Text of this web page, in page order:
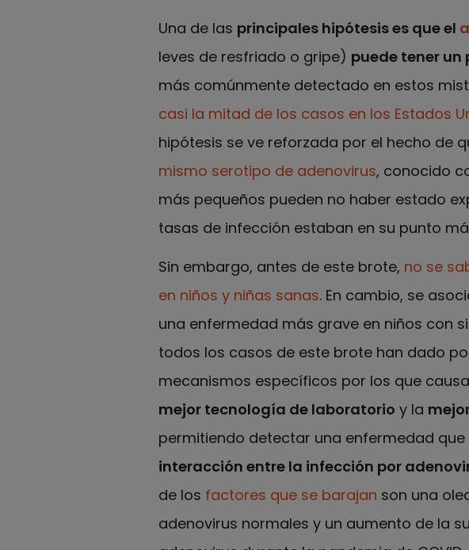
Una de las principales hipótesis es que el
leves de resfriado o gripe) puede tener un
más comúnmente detectado en estos
casi la mitad de los casos en los Estados
hipótesis se ve reforzada por el hecho de
mismo serotipo de adenovirus, conocido
más pequeños pueden no haber estado
tasas de infección estaban en su punto
Sin embargo, antes de este brote, no se
en niños y niñas sanas. En cambio, se
una enfermedad más grave en niños con
todos los casos de este brote han dado
mecanismos específicos por los que
mejor tecnología de laboratorio y la
permitiendo detectar una enfermedad
interacción entre la infección por
de los factores que se barajan son una
adenovirus normales y un aumento de la